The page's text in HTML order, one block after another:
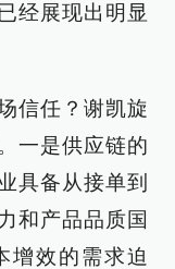
经展现出明显
信任？谢凯旋
一是供应链的
具备从接单到
和产品品质国
增效的需求迫